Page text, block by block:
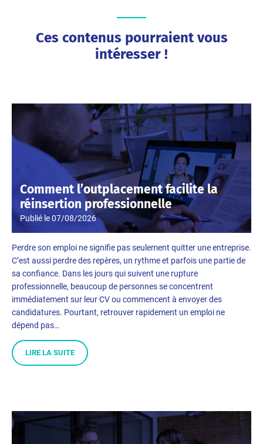
Ces contenus pourraient vous
intéresser !
Comment l’outplacement facilite la
réinsertion professionnelle
Publié le07/08/2026
Perdre son emploi ne signifie pas seulement quitter une entreprise.
C’est aussi perdre des repères, un rythme et parfois une partie de
sa confiance. Dans les jours qui suivent une rupture
professionnelle, beaucoup de personnes se concentrent
immédiatement sur leur CV ou commencent à envoyer des
candidatures. Pourtant, retrouver rapidement un emploi ne
dépend pas…
LIRE LA SUITE